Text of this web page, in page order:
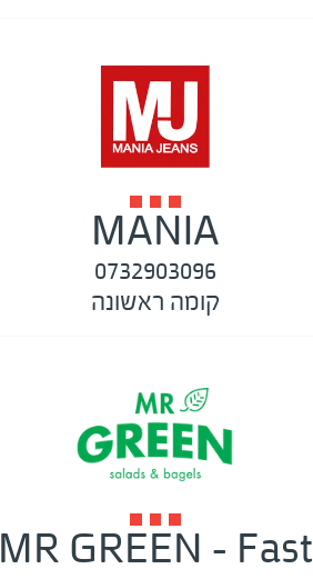
MANIA
0732903096
קומה ראשונה
MR GREEN - Fast